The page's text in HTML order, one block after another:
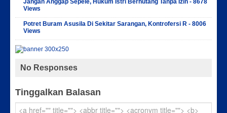
Jangan Anggap Sepele, Hukum Istri Berhutang Tanpa Izin - 8678
Views
Potret Buram Asusila Di Sekitar Sarangan, Kontrofersi R - 8006
Views
No Responses
Tinggalkan Balasan